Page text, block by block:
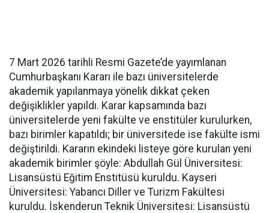
7 Mart 2026 tarihli Resmi Gazete’de yayımlanan
Cumhurbaşkanı Kararı ile bazı üniversitelerde
akademik yapılanmaya yönelik dikkat çeken
değişiklikler yapıldı. Karar kapsamında bazı
üniversitelerde yeni fakülte ve enstitüler kurulurken,
bazı birimler kapatıldı; bir üniversitede ise fakülte ismi
değiştirildi. Kararın ekindeki listeye göre kurulan yeni
akademik birimler şöyle: Abdullah Gül Üniversitesi:
Lisansüstü Eğitim Enstitüsü kuruldu. Kayseri
Üniversitesi: Yabancı Diller ve Turizm Fakültesi
kuruldu. İskenderun Teknik Üniversitesi: Lisansüstü